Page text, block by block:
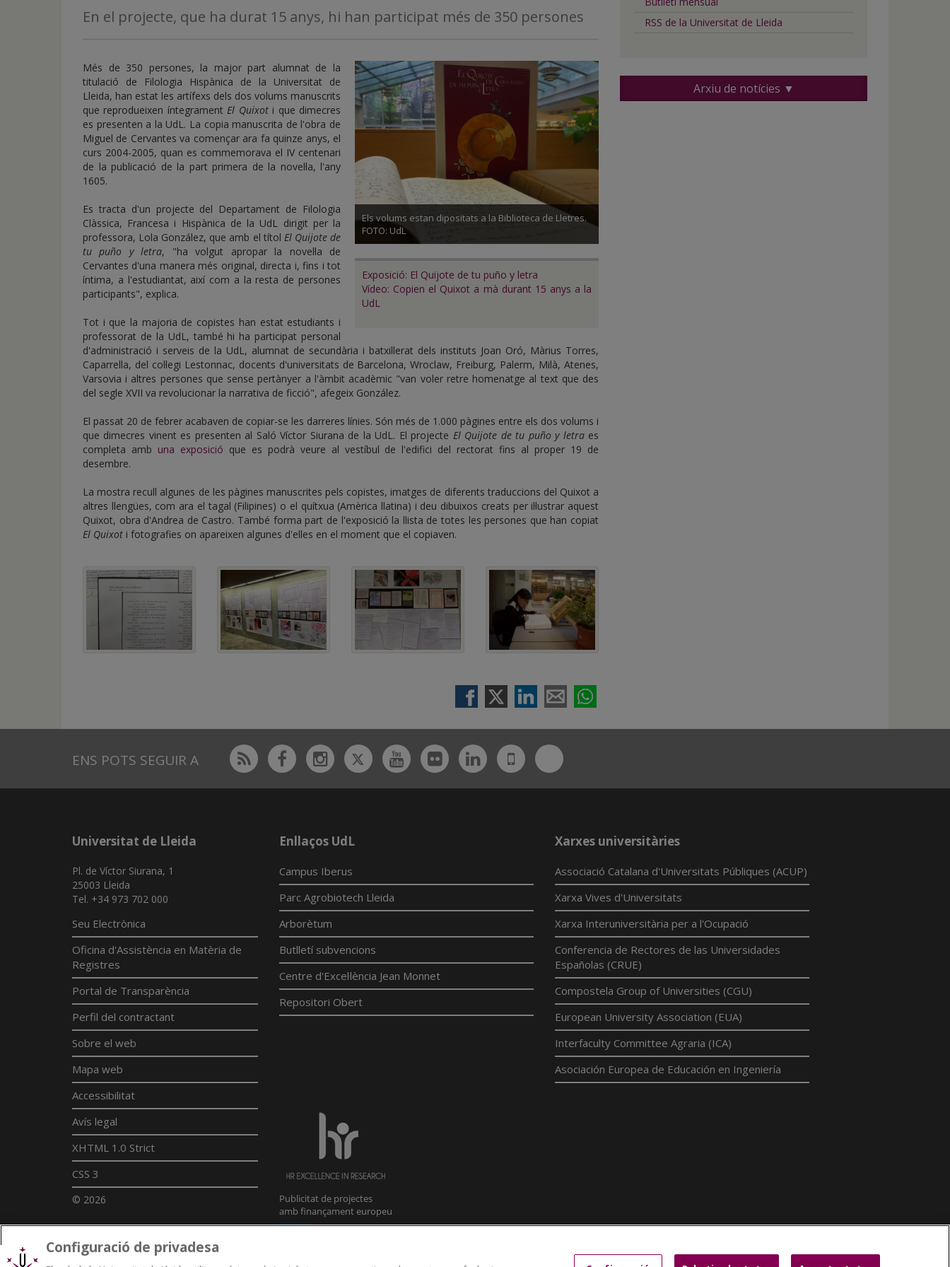
inicio
En el projecte, que ha durat 15 anys, hi han participat més de 350 persones
Els volums estan dipositats a la Biblioteca de Lletres.
FOTO: UdL
Exposició: El Quijote de tu puño y letra
Vídeo: Copien el Quixot a mà durant 15 anys a la
UdL
Més de 350 persones, la major part alumnat de la
titulació de Filologia Hispànica de la Universitat de
Lleida, han estat les artífexs dels dos volums manuscrits
que reprodueixen íntegramentEl Quixoti que dimecres
es presenten a la UdL. La copia manuscrita de l'obra de
Miguel de Cervantes va començar ara fa quinze anys, el
curs 2004-2005, quan es commemorava el IV centenari
de la publicació de la part primera de la novel·la, l'any
1605.
Es tracta d'un projecte del Departament de Filologia
Clàssica, Francesa i Hispànica de la UdL dirigit per la
professora, Lola González, que amb el títol El Quijote de
tu puño y letra, "ha volgut apropar la novel·la de
Cervantes d'una manera més original, directa i, fins i tot
íntima, a l'estudiantat, així com a la resta de persones
participants", explica.
Tot i que la majoria de copistes han estat estudiants i
professorat de la UdL, també hi ha participat personal
d'administració i serveis de la UdL, alumnat de secundària i batxillerat dels instituts Joan Oró, Màrius Torres,
Caparrella, del col·legi Lestonnac, docents d'universitats de Barcelona, Wroclaw, Freiburg, Palerm, Milà, Atenes,
Varsovia i altres persones que sense pertànyer a l'àmbit acadèmic "van voler retre homenatge al text que des
del segle XVII va revolucionar la narrativa de ficció", afegeix González.
El passat 20 de febrer acabaven de copiar-se les darreres línies. Són més de 1.000 pàgines entre els dos volums i
que dimecres vinent es presenten al Saló Víctor Siurana de la UdL. El projecte El Quijote de tu puño y letra es
completa amb una exposició que es podrà veure al vestíbul de l'edifici del rectorat fins al proper 19 de
desembre.
La mostra recull algunes de les pàgines manuscrites pels copistes, imatges de diferents traduccions del Quixot a
altres llengües, com ara el tagal (Filipines) o el quítxua (Amèrica llatina) i deu dibuixos creats per il·lustrar aquest
Quixot, obra d'Andrea de Castro. També forma part de l'exposició la llista de totes les persones que han copiat
El Quixot i fotografies on apareixen algunes d'elles en el moment que el copiaven.
RSS de la Universitat de Lleida
Arxiu de notícies ▼
ENS POTS SEGUIR A Rss FacebookInstagram
TwitterYoutubeFlickrLinkedin
UdL
App
Bluesky
Universitat de Lleida
Pl. de Víctor Siurana, 1
25003 Lleida
Tel. +34 973 702 000
Seu Electrònica
Oficina d'Assistència en Matèria de
Registres
Portal de Transparència
Perfil del contractant
Sobre el web
Mapa web
Accessibilitat
Avís legal
XHTML 1.0 Strict
CSS 3
© 2026
Enllaços UdL
Campus Iberus
Parc Agrobiotech Lleida
Arborètum
Butlletí subvencions
Centre d'Excel·lència Jean Monnet
Repositori Obert
Xarxes universitàries
Associació Catalana d'Universitats Públiques (ACUP)
Xarxa Vives d'Universitats
Xarxa Interuniversitària per a l'Ocupació
Conferencia de Rectores de las Universidades
Españolas (CRUE)
Compostela Group of Universities (CGU)
European University Association (EUA)
Interfaculty Committee Agraria (ICA)
Asociación Europea de Educación en Ingeniería
Configuració de privadesa